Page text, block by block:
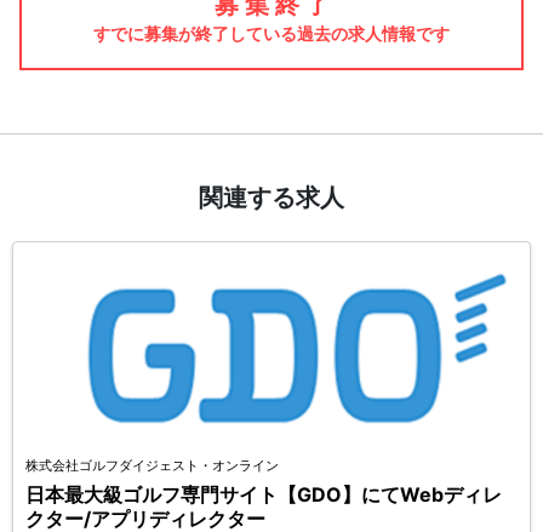
すでに募集が終了している過去の求人情報です
関連する求人
株式会社ゴルフダイジェスト・オンライン
日本最大級ゴルフ専門サイト【GDO】にてWebディレ
クター/アプリディレクター